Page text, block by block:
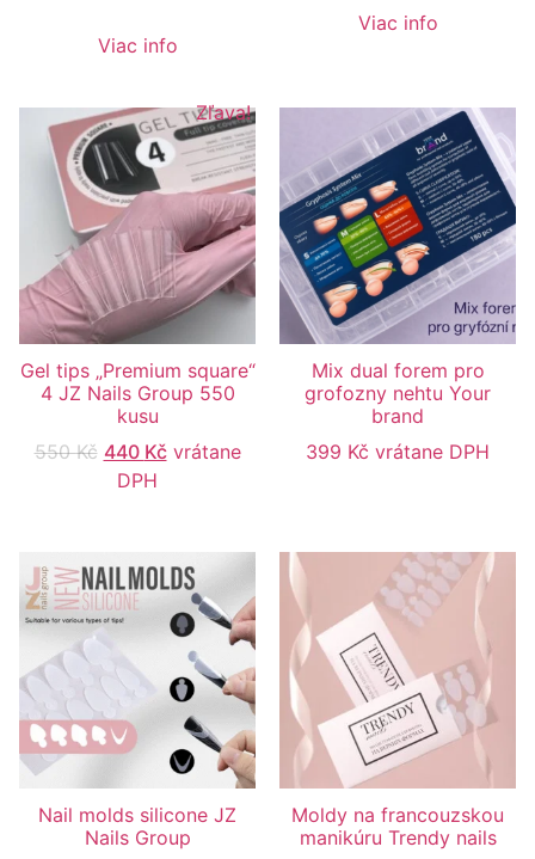
Viac info
Viac info
Zľava!
Gel tips „Premium square“
4 JZ Nails Group 550
kusu
550Kč 440 Kč vrátane
DPH
Mix dual forem pro
grofozny nehtu Your
brand
399 Kč vrátane DPH
Nail molds silicone JZ
Nails Group
Moldy na francouzskou
manikúru Trendy nails